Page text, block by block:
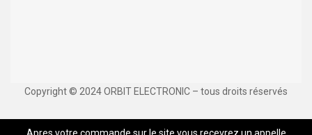
Copyright © 2024 ORBIT ELECTRONIC – tous droits réservés